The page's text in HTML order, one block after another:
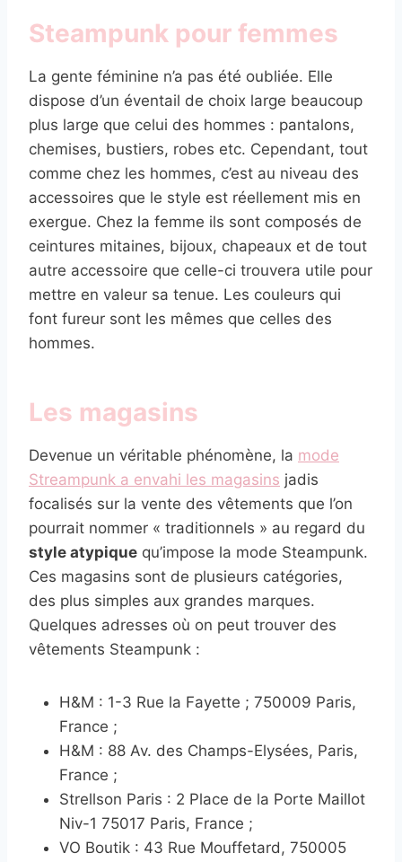
Steampunk pour femmes
La gente féminine n’a pas été oubliée. Elle
dispose d’un éventail de choix large beaucoup
plus large que celui des hommes : pantalons,
chemises, bustiers, robes etc. Cependant, tout
comme chez les hommes, c’est au niveau des
accessoires que le style est réellement mis en
exergue. Chez la femme ils sont composés de
ceintures mitaines, bijoux, chapeaux et de tout
autre accessoire que celle-ci trouvera utile pour
mettre en valeur sa tenue. Les couleurs qui
font fureur sont les mêmes que celles des
hommes.
Les magasins
Devenue un véritable phénomène, la mode
Streampunk a envahi les magasins jadis
focalisés sur la vente des vêtements que l’on
pourrait nommer « traditionnels » au regard du
style atypique qu’impose la mode Steampunk.
Ces magasins sont de plusieurs catégories,
des plus simples aux grandes marques.
Quelques adresses où on peut trouver des
vêtements Steampunk :
H&M : 1-3 Rue la Fayette ; 750009 Paris,
France ;
H&M : 88 Av. des Champs-Elysées, Paris,
France ;
Strellson Paris : 2 Place de la Porte Maillot
Niv-1 75017 Paris, France ;
VO Boutik : 43 Rue Mouffetard, 750005